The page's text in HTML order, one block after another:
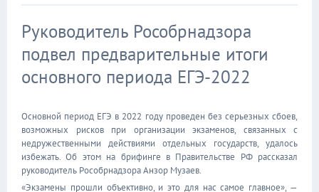
Руководитель Рособрнадзора
подвел предварительные итоги
основного периода ЕГЭ-2022
Основной период ЕГЭ в 2022 году проведен без серьезных сбоев,
возможных рисков при организации экзаменов, связанных с
недружественными действиями отдельных государств, удалось
избежать. Об этом на брифинге в Правительстве РФ рассказал
руководитель Рособрнадзора Анзор Музаев.
«Экзамены прошли объективно, и это для нас самое главное», —